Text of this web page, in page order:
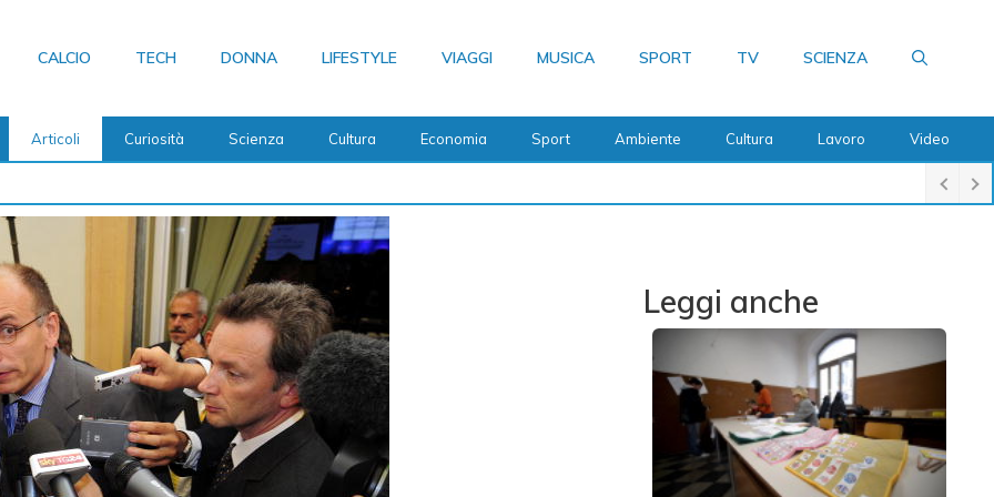
CALCIO TECH DONNA LIFESTYLE VIAGGI MUSICA SPORT TV SCIENZA
Articoli Curiosità Scienza Cultura Economia Sport Ambiente Cultura Lavoro Video
Leggi anche